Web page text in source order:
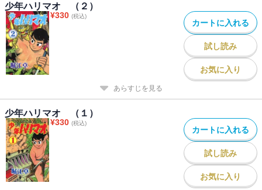
少年ハリマオ （２）
¥330 (税込)
カートに入れる
試し読み
お気に入り
あらすじを見る
少年ハリマオ （１）
¥330 (税込)
カートに入れる
試し読み
お気に入り